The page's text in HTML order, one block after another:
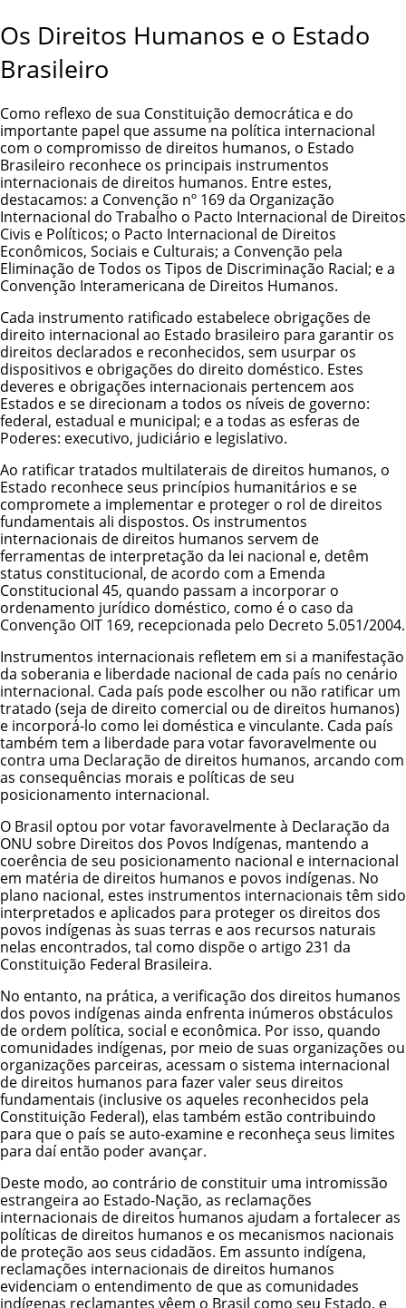
Os Direitos Humanos e o Estado
Brasileiro
Como reflexo de sua Constituição democrática e do
importante papel que assume na política internacional
com o compromisso de direitos humanos, o Estado
Brasileiro reconhece os principais instrumentos
internacionais de direitos humanos. Entre estes,
destacamos: a Convenção nº 169 da Organização
Internacional do Trabalho o Pacto Internacional de Direitos
Civis e Políticos; o Pacto Internacional de Direitos
Econômicos, Sociais e Culturais; a Convenção pela
Eliminação de Todos os Tipos de Discriminação Racial; e a
Convenção Interamericana de Direitos Humanos.
Cada instrumento ratificado estabelece obrigações de
direito internacional ao Estado brasileiro para garantir os
direitos declarados e reconhecidos, sem usurpar os
dispositivos e obrigações do direito doméstico. Estes
deveres e obrigações internacionais pertencem aos
Estados e se direcionam a todos os níveis de governo:
federal, estadual e municipal; e a todas as esferas de
Poderes: executivo, judiciário e legislativo.
Ao ratificar tratados multilaterais de direitos humanos, o
Estado reconhece seus princípios humanitários e se
compromete a implementar e proteger o rol de direitos
fundamentais ali dispostos. Os instrumentos
internacionais de direitos humanos servem de
ferramentas de interpretação da lei nacional e, detêm
status constitucional, de acordo com a Emenda
Constitucional 45, quando passam a incorporar o
ordenamento jurídico doméstico, como é o caso da
Convenção OIT 169, recepcionada pelo Decreto 5.051/2004.
Instrumentos internacionais refletem em si a manifestação
da soberania e liberdade nacional de cada país no cenário
internacional. Cada país pode escolher ou não ratificar um
tratado (seja de direito comercial ou de direitos humanos)
e incorporá-lo como lei doméstica e vinculante. Cada país
também tem a liberdade para votar favoravelmente ou
contra uma Declaração de direitos humanos, arcando com
as consequências morais e políticas de seu
posicionamento internacional.
O Brasil optou por votar favoravelmente à Declaração da
ONU sobre Direitos dos Povos Indígenas, mantendo a
coerência de seu posicionamento nacional e internacional
em matéria de direitos humanos e povos indígenas. No
plano nacional, estes instrumentos internacionais têm sido
interpretados e aplicados para proteger os direitos dos
povos indígenas às suas terras e aos recursos naturais
nelas encontrados, tal como dispõe o artigo 231 da
Constituição Federal Brasileira.
No entanto, na prática, a verificação dos direitos humanos
dos povos indígenas ainda enfrenta inúmeros obstáculos
de ordem política, social e econômica. Por isso, quando
comunidades indígenas, por meio de suas organizações ou
organizações parceiras, acessam o sistema internacional
de direitos humanos para fazer valer seus direitos
fundamentais (inclusive os aqueles reconhecidos pela
Constituição Federal), elas também estão contribuindo
para que o país se auto-examine e reconheça seus limites
para daí então poder avançar.
Deste modo, ao contrário de constituir uma intromissão
estrangeira ao Estado-Nação, as reclamações
internacionais de direitos humanos ajudam a fortalecer as
políticas de direitos humanos e os mecanismos nacionais
de proteção aos seus cidadãos. Em assunto indígena,
reclamações internacionais de direitos humanos
evidenciam o entendimento de que as comunidades
indígenas reclamantes vêem o Brasil como seu Estado, e